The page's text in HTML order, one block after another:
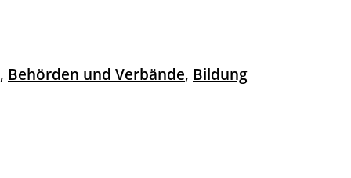
, Behörden und Verbände, Bildung